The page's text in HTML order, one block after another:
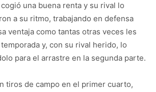
una buena renta y su rival lo
a su ritmo, trabajando en defensa
ventaja como tantas otras veces les
y, con su rival herido, lo
para el arrastre en la segunda parte.
tiros de campo en el primer cuarto,